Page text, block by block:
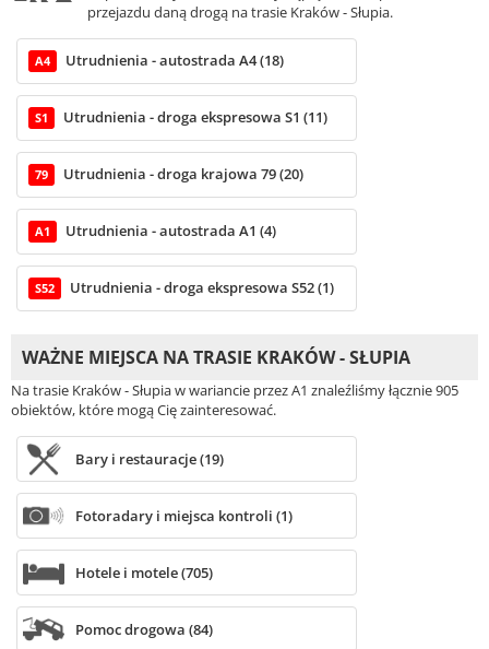
przejazdu daną drogą na trasie Kraków - Słupia.
A4 Utrudnienia - autostrada A4 (18)
S1 Utrudnienia - droga ekspresowa S1 (11)
79 Utrudnienia - droga krajowa 79 (20)
A1 Utrudnienia - autostrada A1 (4)
S52 Utrudnienia - droga ekspresowa S52 (1)
WAŻNE MIEJSCA NA TRASIE KRAKÓW - SŁUPIA
Na trasie Kraków - Słupia w wariancie przez A1 znaleźliśmy łącznie 905
obiektów, które mogą Cię zainteresować.
Bary i restauracje (19)
Fotoradary i miejsca kontroli (1)
Hotele i motele (705)
Pomoc drogowa (84)